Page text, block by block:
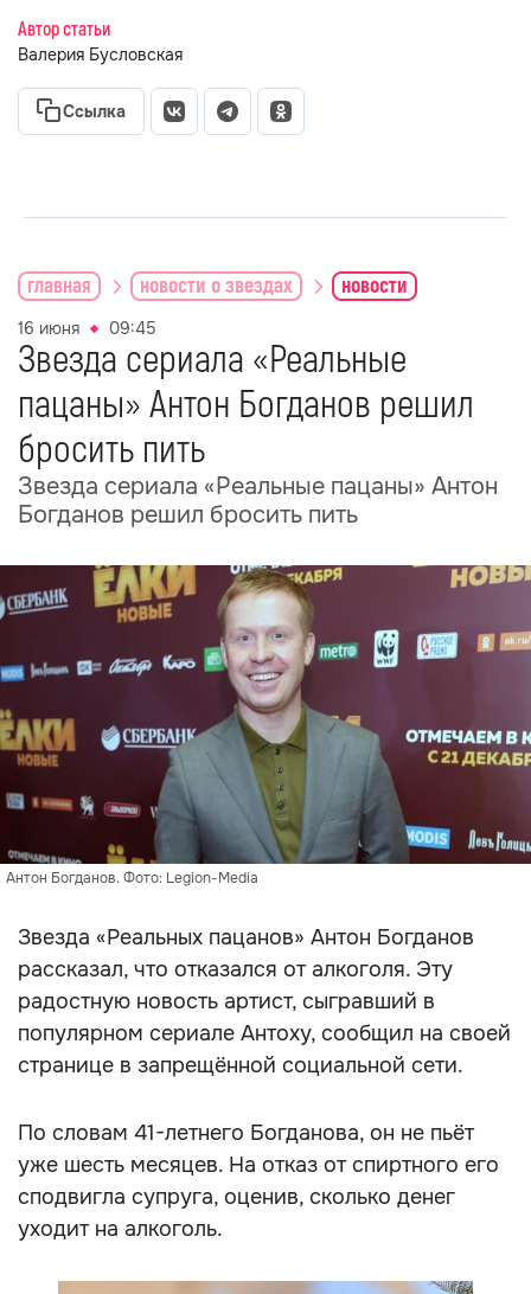
Автор статьи
Валерия Бусловская
Ссылка
главная новости о звездах новости
16 июня 09:45
Звезда сериала «Реальные
пацаны» Антон Богданов решил
бросить пить
Звезда сериала «Реальные пацаны» Антон
Богданов решил бросить пить
Антон Богданов. Фото: Legion-Media
Звезда «Реальных пацанов» Антон Богданов
рассказал, что отказался от алкоголя. Эту
радостную новость артист, сыгравший в
популярном сериале Антоху, сообщил на своей
странице в запрещённой социальной сети.
По словам 41-летнего Богданова, он не пьёт
уже шесть месяцев. На отказ от спиртного его
сподвигла супруга, оценив, сколько денег
уходит на алкоголь.